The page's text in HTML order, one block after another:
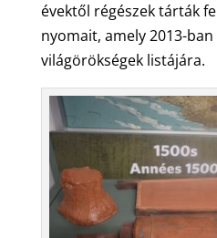
évektől régészek tárták
nyomait, amely 2013-
világörökségek listájára.